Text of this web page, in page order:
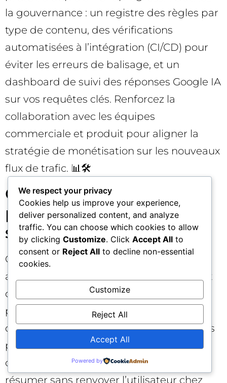
la gouvernance : un registre des règles par
type de contenu, des vérifications
automatisées à l’intégration (CI/CD) pour
éviter les erreurs de balisage, et un
dashboard de suivi des réponses Google IA
sur vos requêtes clés. Renforcez la
collaboration avec les équipes
commerciale et produit pour aligner la
stratégie de monétisation sur les nouveaux
flux de trafic. 📊🛠️
Conseils SEO concrets
pour performer avec (ou
sans) Google IA
Optimisez vos contenus pour une
attribution claire dans Google IA : signaux
d’expertise, données chiffrées, encadrés «
points clés », et une structure Hn limpide
qui facilite la citation. Investissez dans des
pages piliers profondes et des études
originales que Google IA ne peut pas
résumer sans renvoyer l’utilisateur chez
We respect your privacy
Cookies help us improve your experience,
deliver personalized content, and analyze
traffic. You can choose which cookies to allow
by clicking Customize. Click Accept All to
consent or Reject All to decline non-essential
cookies.
Customize
Reject All
Accept All
Powered by